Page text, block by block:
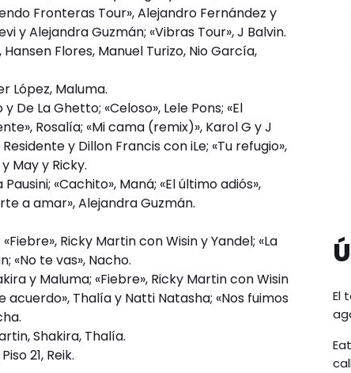
Fronteras Tour», Alejandro Fernández y
y Alejandra Guzmán; «Vibras Tour», J Balvin.
Flores, Manuel Turizo, Nio García,
López, Maluma.
De La Ghetto; «Celoso», Lele Pons; «El
Rosalía; «Mi cama (remix)», Karol G y J
y Dillon Francis con iLe; «Tu refugio»,
May y Ricky.
«Cachito», Maná; «El último adiós»,
a amar», Alejandra Guzmán.
Ricky Martin con Wisin y Yandel; «La
«No te vas», Nacho.
y Maluma; «Fiebre», Ricky Martin con Wisin
acuerdo», Thalía y Natti Natasha; «Nos fuimos
Shakira, Thalía.
21, Reik.
El